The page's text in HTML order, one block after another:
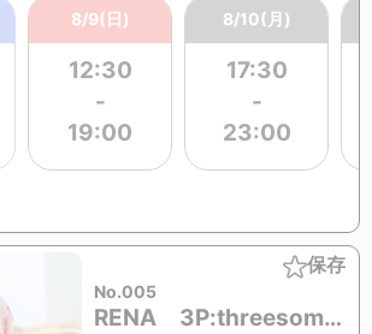
8/9(日)
12:30
-
19:00
8/10(月)
17:30
-
23:00
保存
No.005
RENA 3P:threesome(mmf&mff)OK (20歳)